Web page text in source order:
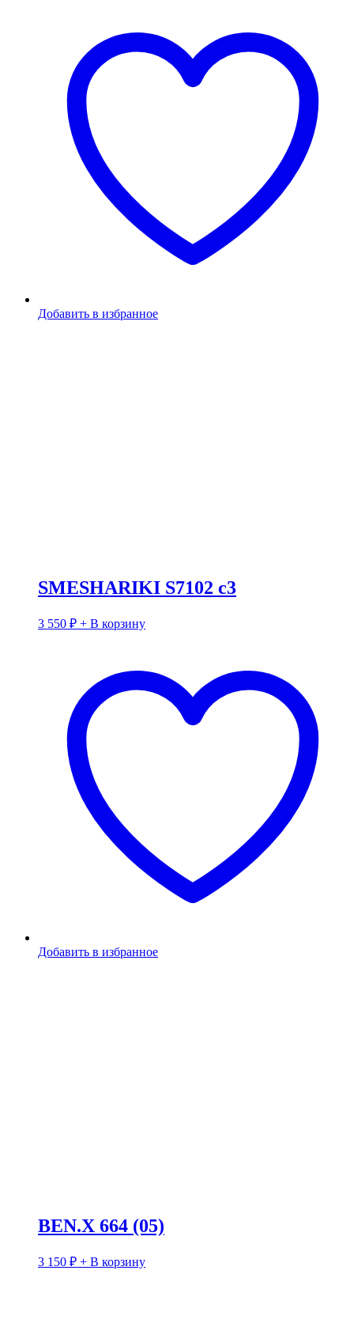
Добавить в избранное
SMESHARIKI S7102 c3
3 550 ₽ + В корзину
Добавить в избранное
BEN.X 664 (05)
3 150 ₽ + В корзину